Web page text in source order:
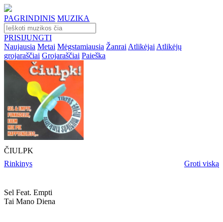
PAGRINDINIS MUZIKA
PRISIJUNGTI
Naujausia Metai Mėgstamiausia Žanrai Atlikėjai Atlikėjų
grojaraščiai Grojaraščiai Paieška
ČIULPK
Rinkinys
Groti viską
Sel Feat. Empti
Tai Mano Diena